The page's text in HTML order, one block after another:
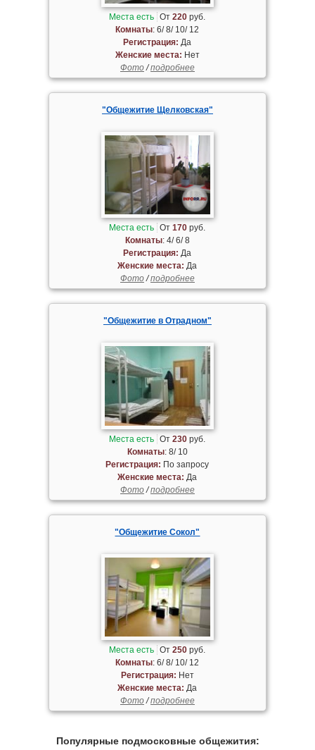
Места есть От220 руб.
Комнаты: 6/ 8/ 10/ 12
Регистрация: Да
Женские места: Нет
Фото/подробнее
"Общежитие Щелковская"
Места есть От170 руб.
Комнаты: 4/ 6/ 8
Регистрация: Да
Женские места: Да
Фото/подробнее
"Общежитие в Отрадном"
Места есть От230 руб.
Комнаты: 8/ 10
Регистрация: По запросу
Женские места: Да
Фото/подробнее
"Общежитие Сокол"
Места есть От250 руб.
Комнаты: 6/ 8/ 10/ 12
Регистрация: Нет
Женские места: Да
Фото/подробнее
Популярные подмосковные общежития: